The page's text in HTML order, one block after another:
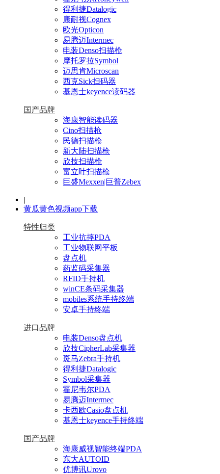
得利捷Datalogic
康耐视Cognex
欧光Opticon
易腾迈Intermec
电装Denso扫描枪
摩托罗拉Symbol
迈思肯Microscan
西克Sick扫码器
基恩士keyence读码器
国产品牌
海康智能读码器
Cino扫描枪
民德扫描枪
新大陆扫描枪
欣技扫描枪
富立叶扫描枪
巨盛Mexxen|巨普Zebex
|
黄瓜黄色视频app下载
特性归类
工业抗摔PDA
工业物联网平板
盘点机
药监码采集器
RFID手持机
winCE条码采集器
mobiles系统手持终端
安卓手持终端
进口品牌
电装Denso盘点机
欣技CipherLab采集器
斑马Zebra手持机
得利捷Datalogic
Symbol采集器
霍尼韦尔PDA
易腾迈Intermec
卡西欧Casio盘点机
基恩士keyence手持终端
国产品牌
海康威视智能终端PDA
东大AUTOID
优博讯Urovo